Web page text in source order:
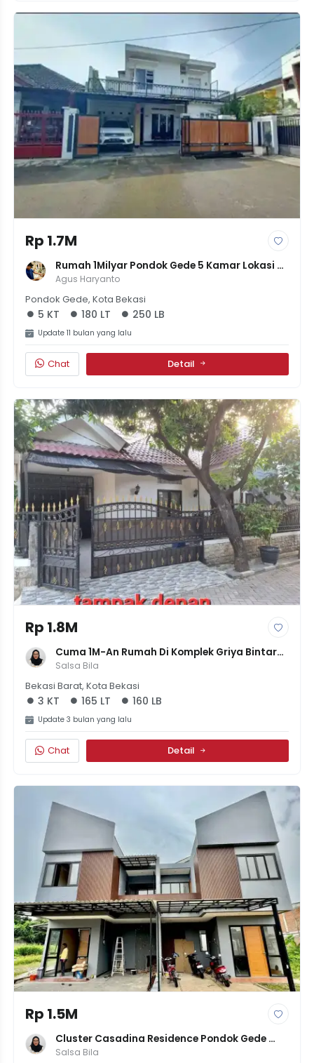
Rp 1.7M
Rumah 1Milyar Pondok Gede 5 Kamar Lokasi
Strategis Sudah SHM
Agus Haryanto
Pondok Gede, Kota Bekasi
5 KT 180 LT 250 LB
Update 11 bulan yang lalu
Chat Detail
Rp 1.8M
Cuma 1M-An Rumah Di Komplek Griya Bintara
3Kamar Tanah165
Salsa Bila
Bekasi Barat, Kota Bekasi
3 KT 165 LT 160 LB
Update 3 bulan yang lalu
Chat Detail
Rp 1.5M
Cluster Casadina Residence Pondok Gede
Cluster Baru Unit Ready
Salsa Bila